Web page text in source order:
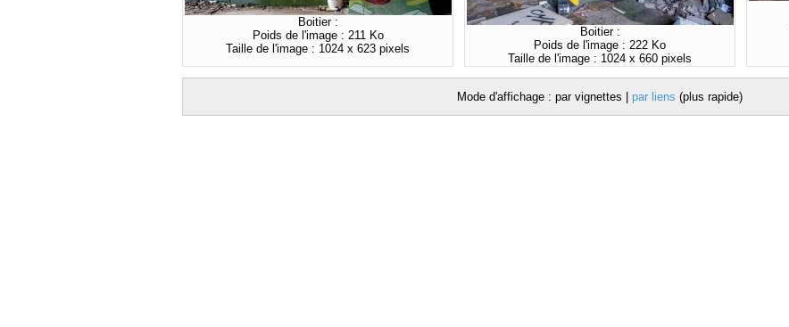
Boitier :
Poids de l'image : 211 Ko
Taille de l'image : 1024 x 623 pixels
Boitier :
Poids de l'image : 222 Ko
Taille de l'image : 1024 x 660 pixels
Mode d'affichage : par vignettes | par liens (plus rapide)